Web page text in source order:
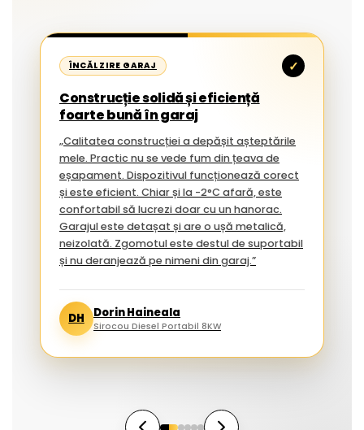
ÎNCĂLZIRE GARAJ ✓
Construcție solidă și eficiență
foarte bună în garaj
„Calitatea construcției a depășit așteptările
mele. Practic nu se vede fum din țeava de
eșapament. Dispozitivul funcționează corect
și este eficient. Chiar și la -2°C afară, este
confortabil să lucrezi doar cu un hanorac.
Garajul este detașat și are o ușă metalică,
neizolată. Zgomotul este destul de suportabil
și nu deranjează pe nimeni din garaj.”
DH Dorin Haineala
Sirocou Diesel Portabil 8KW